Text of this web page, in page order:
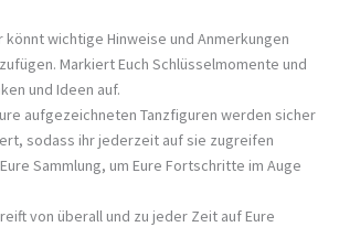
könnt wichtige Hinweise und Anmerkungen
Markiert Euch Schlüsselmomente und
und Ideen auf.
aufgezeichneten Tanzfiguren werden sicher
sodass ihr jederzeit auf sie zugreifen
Sammlung, um Eure Fortschritte im Auge
von überall und zu jeder Zeit auf Eure